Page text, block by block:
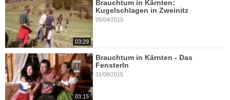
03:29
Brauchtum in Kärnten:
Kugelschlagen in Zweinitz
05/04/2015
03:15
Brauchtum in Kärnten - Das
Fensterln
31/08/2015